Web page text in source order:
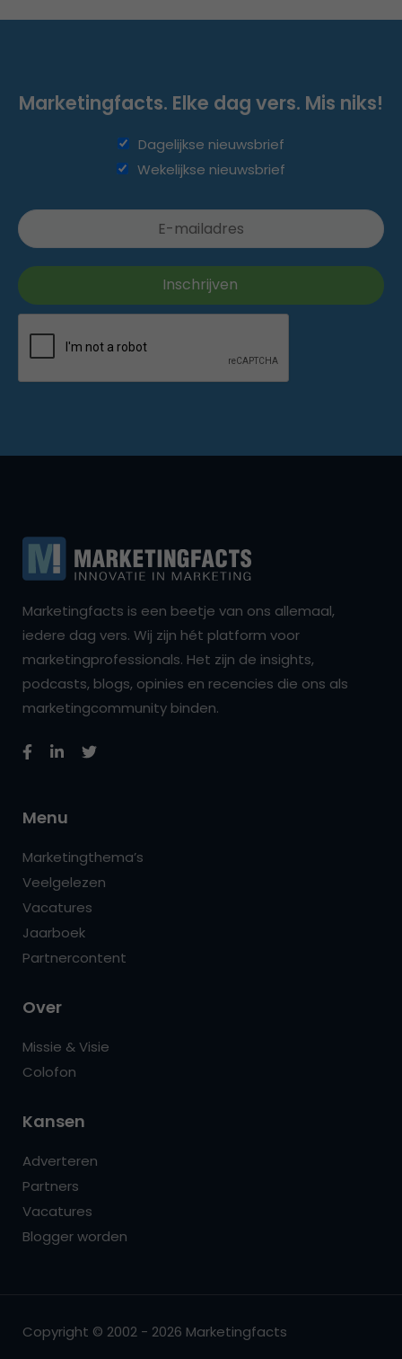
Marketingfacts. Elke dag vers. Mis niks!
Dagelijkse nieuwsbrief
Wekelijkse nieuwsbrief
Marketingfacts is een beetje van ons allemaal,
iedere dag vers. Wij zijn hét platform voor
marketingprofessionals. Het zijn de insights,
podcasts, blogs, opinies en recencies die ons als
marketingcommunity binden.
Menu
Marketingthema’s
Veelgelezen
Vacatures
Jaarboek
Partnercontent
Over
Missie & Visie
Colofon
Kansen
Adverteren
Partners
Vacatures
Blogger worden
Copyright © 2002 - 2026 Marketingfacts